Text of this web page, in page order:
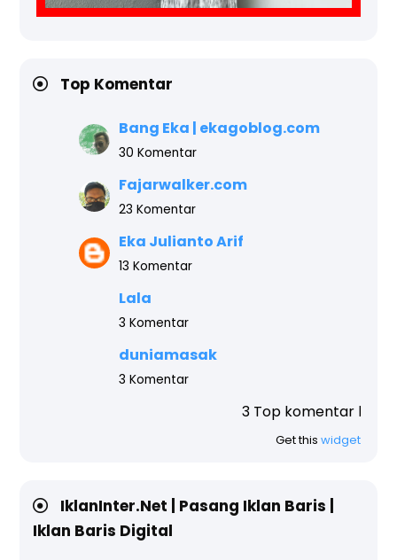
Top Komentar
Bang Eka | ekagoblog.com
30 Komentar
Fajarwalker.com
23 Komentar
Eka Julianto Arif
13 Komentar
Lala
3 Komentar
duniamasak
3 Komentar
3 Top komentar blog ini teratas,
Get this widget
IklanInter.Net | Pasang Iklan Baris |
Iklan Baris Digital